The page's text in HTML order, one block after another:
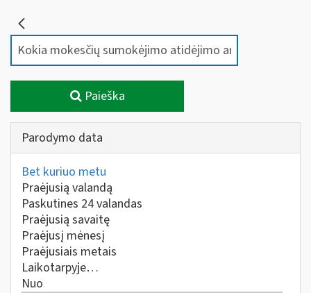
Paieška
Parodymo data
Bet kuriuo metu
Praėjusią valandą
Paskutines 24 valandas
Praėjusią savaitę
Praėjusį mėnesį
Praėjusiais metais
Laikotarpyje…
Nuo